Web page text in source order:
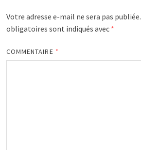
Votre adresse e-mail ne sera pas publiée.
obligatoires sont indiqués avec *
COMMENTAIRE *